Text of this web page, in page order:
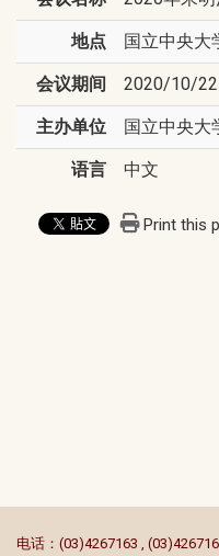
地点 国立中央大
会议期间 2020/10/
主办单位 国立中央大
语言 中文
Print this
电话：(03)4267163 ,